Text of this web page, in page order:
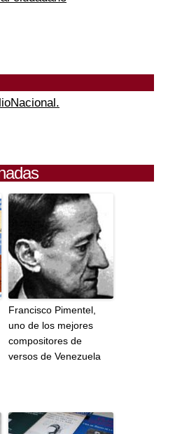
Francisco Pimentel,
uno de los mejores
compositores de
versos de Venezuela